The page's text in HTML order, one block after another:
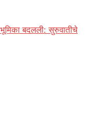
बदलली: सुरुवातीचे